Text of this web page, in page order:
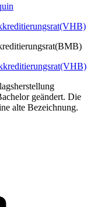
geändert. Die
alte Bezeichnung.